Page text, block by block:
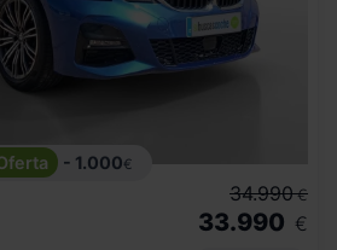
- 1.000€
34.990 €
33.990 €